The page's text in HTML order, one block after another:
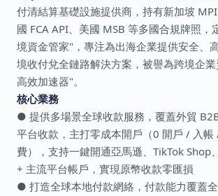
付清結算基礎設施提供商，持有新加坡
國 FCA API、美國 MSB 等多國合規牌照，
境資金管家"，專注為出海企業提供安全、
境收付兌全鏈路解決方案，被譽為跨境企
高效加速器"。
核心業務
● 提供多場景全球收款服務，覆蓋外貿
平台收款，主打零成本開戶（0 開戶 / 入
費），支持一鍵開通亞馬遜、TikTok Shop
+ 主流平台帳戶，實現原幣收款零匯損
● 打造全球本地付款網絡，付款能力覆蓋